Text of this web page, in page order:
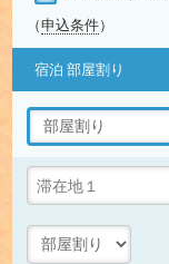
（申込条件）
宿泊 部屋割り